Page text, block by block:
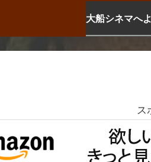
大船シネマへ
ス